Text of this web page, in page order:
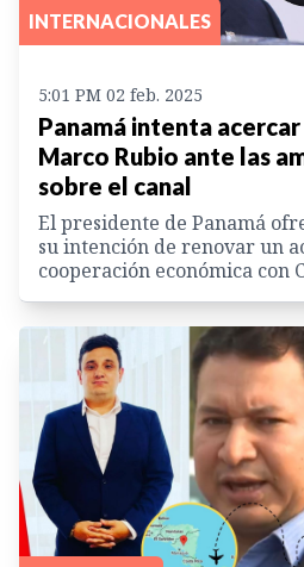
INTERNACIONALES
5:01 PM 02 feb. 2025
Panamá intenta
Marco Rubio ante las
sobre el canal
El presidente de Panamá
su intención de renovar un
cooperación económica con